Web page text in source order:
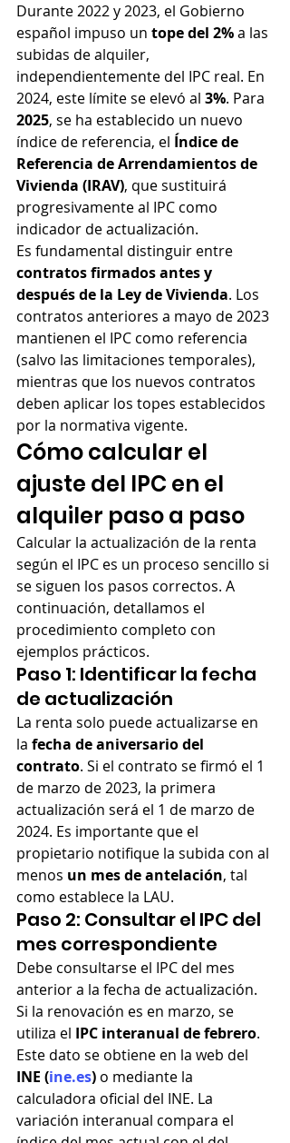
Durante 2022 y 2023, el Gobierno
español impuso un tope del 2% a las
subidas de alquiler,
independientemente del IPC real. En
2024, este límite se elevó al 3%. Para
2025, se ha establecido un nuevo
índice de referencia, el Índice de
Referencia de Arrendamientos de
Vivienda (IRAV), que sustituirá
progresivamente al IPC como
indicador de actualización.
Es fundamental distinguir entre
contratos firmados antes y
después de la Ley de Vivienda. Los
contratos anteriores a mayo de 2023
mantienen el IPC como referencia
(salvo las limitaciones temporales),
mientras que los nuevos contratos
deben aplicar los topes establecidos
por la normativa vigente.
Cómo calcular el
ajuste del IPC en el
alquiler paso a paso
Calcular la actualización de la renta
según el IPC es un proceso sencillo si
se siguen los pasos correctos. A
continuación, detallamos el
procedimiento completo con
ejemplos prácticos.
Paso 1: Identificar la fecha
de actualización
La renta solo puede actualizarse en
la fecha de aniversario del
contrato. Si el contrato se firmó el 1
de marzo de 2023, la primera
actualización será el 1 de marzo de
2024. Es importante que el
propietario notifique la subida con al
menos un mes de antelación, tal
como establece la LAU.
Paso 2: Consultar el IPC del
mes correspondiente
Debe consultarse el IPC del mes
anterior a la fecha de actualización.
Si la renovación es en marzo, se
utiliza el IPC interanual de febrero.
Este dato se obtiene en la web del
INE (ine.es) o mediante la
calculadora oficial del INE. La
variación interanual compara el